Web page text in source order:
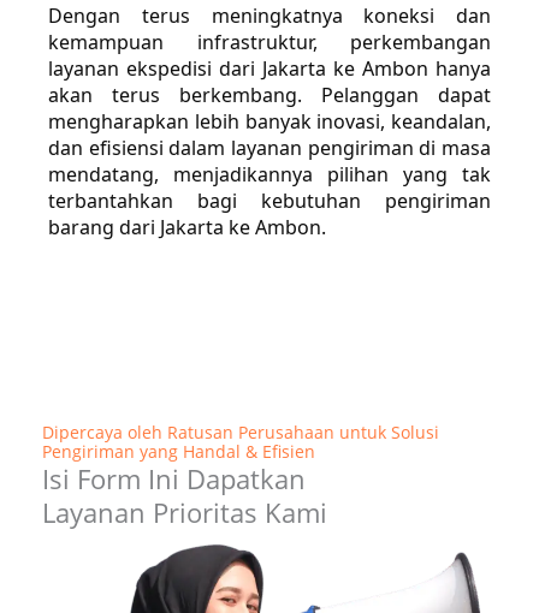
Dengan terus meningkatnya koneksi dan
kemampuan infrastruktur, perkembangan
layanan ekspedisi dari Jakarta ke Ambon hanya
akan terus berkembang. Pelanggan dapat
mengharapkan lebih banyak inovasi, keandalan,
dan efisiensi dalam layanan pengiriman di masa
mendatang, menjadikannya pilihan yang tak
terbantahkan bagi kebutuhan pengiriman
barang dari Jakarta ke Ambon.
Dipercaya oleh Ratusan Perusahaan untuk Solusi
Pengiriman yang Handal & Efisien
Isi Form Ini Dapatkan
Layanan Prioritas Kami